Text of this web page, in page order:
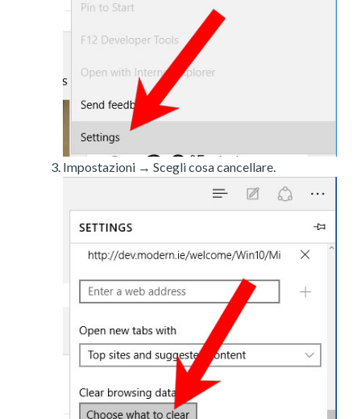
Impostazioni → Scegli cosa cancellare.